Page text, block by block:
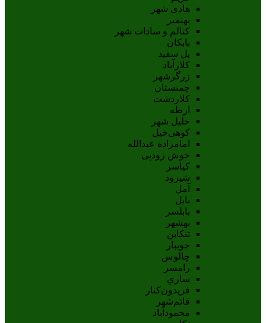
هادی شهر
بهنمیر
کتالم و سادات شهر
بابکان
پل سفید
کلارآباد
زرگرشهر
چمنستان
کلاردشت
ارطه
خلیل شهر
کوهی‌خیل
امامزاده عبدالله
خوش رودپی
کیاسر
شیرود
آمل
بابل
بابلسر
بهشهر
تنکابن
جويبار
چالوس
رامسر
ساري
فريدون‌کنار
قائم‌شهر
محمودآباد